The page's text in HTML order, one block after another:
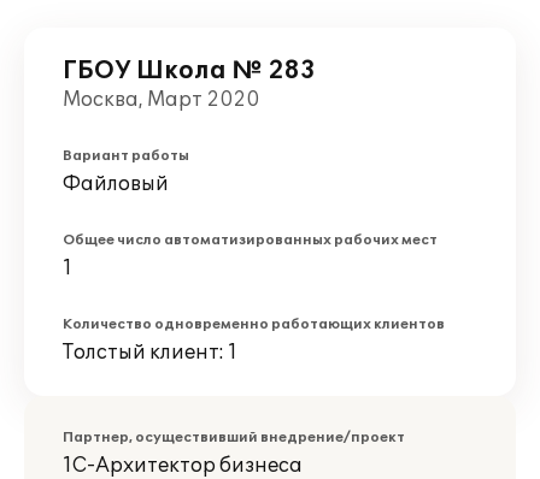
ГБОУ Школа № 283
Москва, Март 2020
Вариант работы
Файловый
Общее число автоматизированных рабочих мест
1
Количество одновременно работающих клиентов
Толстый клиент: 1
Партнер, осуществивший внедрение/проект
1С-Архитектор бизнеса